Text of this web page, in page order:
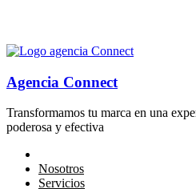
Agencia Connect
Transformamos tu marca en una
poderosa y efectiva
Nosotros
Servicios